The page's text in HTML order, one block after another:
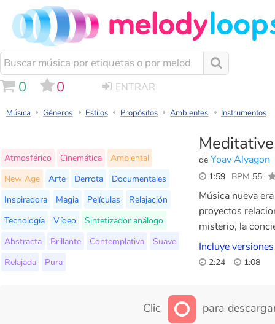
0 0 ENTRAR
Música Géneros Estilos Propósitos Ambientes Instrumentos
de Yoav Alyagon
1:59 BPM 55
Atmosférico Cinemática
Ambiental
New Age
Arte Derrota
Documentales
Inspiradora
Magia Películas
Relajación
Tecnología
Vídeo
Sintetizador análogo
Abstracta
Brillante Contemplativa
Suave
Relajada
Pura
Música nueva
proyectos
misterio, la
Incluye
2:24 1:08
Clic para